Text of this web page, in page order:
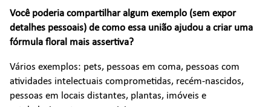
Você poderia compartilhar algum exemplo (sem expor
detalhes pessoais) de como essa união ajudou a criar uma
fórmula floral mais assertiva?
Vários exemplos: pets, pessoas em coma, pessoas com
atividades intelectuais comprometidas, recém-nascidos,
pessoas em locais distantes, plantas, imóveis e